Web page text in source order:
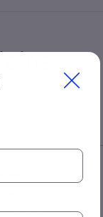
beneficio.